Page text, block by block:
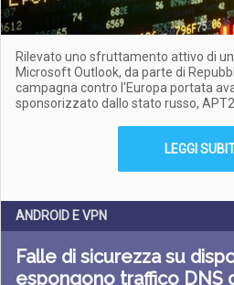
Rilevato uno sfruttamento attivo di
Microsoft Outlook, da parte di
campagna contro l'Europa portata
sponsorizzato dallo stato russo,
LEGGI
ANDROID E VPN
Falle di sicurezza su
espongono traffico DNS